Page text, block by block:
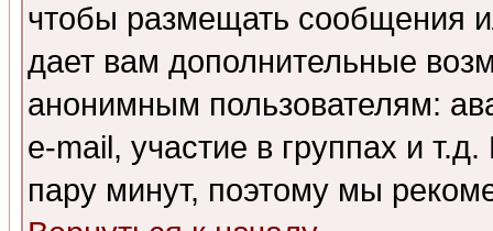
чтобы размещать сообщения
дает вам дополнительные
анонимным пользователям:
e-mail, участие в группах и
пару минут, поэтому мы